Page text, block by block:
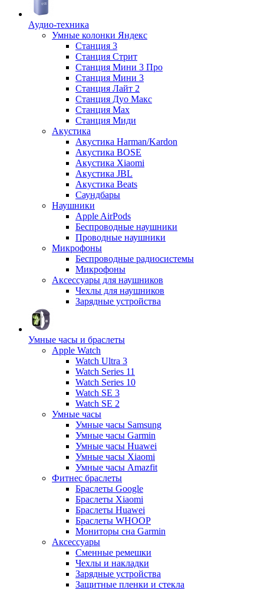
Аудио-техника
Умные колонки Яндекс
Станция 3
Станция Стрит
Станция Мини 3 Про
Станция Мини 3
Станция Лайт 2
Станция Дуо Макс
Станция Max
Станция Миди
Акустика
Акустика Harman/Kardon
Акустика BOSE
Акустика Xiaomi
Акустика JBL
Акустика Beats
Саундбары
Наушники
Apple AirPods
Беспроводные наушники
Проводные наушники
Микрофоны
Беспроводные радиосистемы
Микрофоны
Аксессуары для наушников
Чехлы для наушников
Зарядные устройства
Умные часы и браслеты
Apple Watch
Watch Ultra 3
Watch Series 11
Watch Series 10
Watch SE 3
Watch SE 2
Умные часы
Умные часы Samsung
Умные часы Garmin
Умные часы Huawei
Умные часы Xiaomi
Умные часы Amazfit
Фитнес браслеты
Браслеты Google
Браслеты Xiaomi
Браслеты Huawei
Браслеты WHOOP
Мониторы сна Garmin
Аксессуары
Сменные ремешки
Чехлы и накладки
Зарядные устройства
Защитные пленки и стекла